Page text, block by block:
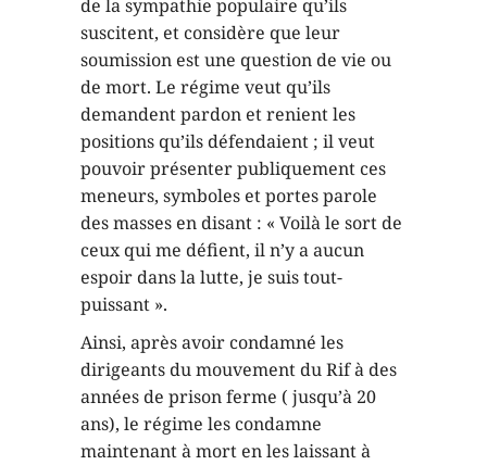
de la sympathie populaire qu’ils
suscitent, et considère que leur
soumission est une question de vie ou
de mort. Le régime veut qu’ils
demandent pardon et renient les
positions qu’ils défendaient ; il veut
pouvoir présenter publiquement ces
meneurs, symboles et portes parole
des masses en disant : « Voilà le sort de
ceux qui me défient, il n’y a aucun
espoir dans la lutte, je suis tout-
puissant ».
Ainsi, après avoir condamné les
dirigeants du mouvement du Rif à des
années de prison ferme ( jusqu’à 20
ans), le régime les condamne
maintenant à mort en les laissant à